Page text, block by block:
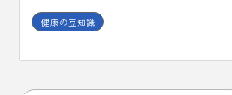
れに使用する薬剤が異なります。
また、咳止め薬には中枢性と末梢
を使うと症状が悪化する場合があ
健康の豆知識